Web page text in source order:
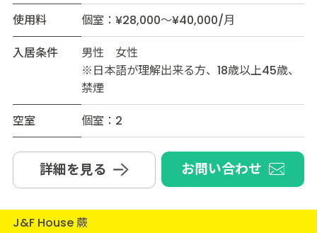
使用料
個室：¥28,000～¥40,000/月
入居条件
男性 女性
※日本語が理解出来る方、18歳以上45歳、
禁煙
空室
個室：2
詳細を見る お問い合わせ
J&F House 蕨